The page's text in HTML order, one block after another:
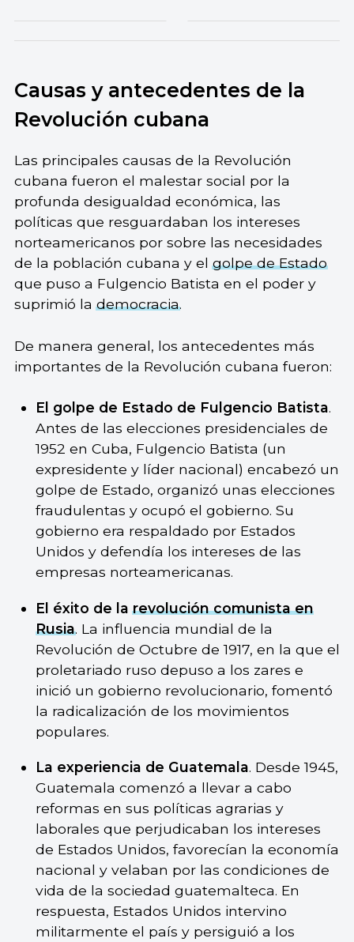
Causas y antecedentes de la
Revolución cubana
Las principales causas de la Revolución
cubana fueron el malestar social por la
profunda desigualdad económica, las
políticas que resguardaban los intereses
norteamericanos por sobre las necesidades
de la población cubana y elgolpe de Estado
que puso a Fulgencio Batista en el poder y
suprimió lademocracia.
De manera general, los antecedentes más
importantes de la Revolución cubana fueron:
El golpe de Estado de Fulgencio Batista.
Antes de las elecciones presidenciales de
1952 en Cuba, Fulgencio Batista (un
expresidente y líder nacional) encabezó un
golpe de Estado, organizó unas elecciones
fraudulentas y ocupó el gobierno. Su
gobierno era respaldado por Estados
Unidos y defendía los intereses de las
empresas norteamericanas.
El éxito de larevolución comunista en
Rusia. La influencia mundial de la
Revolución de Octubre de 1917, en la que el
proletariado ruso depuso a los zares e
inició un gobierno revolucionario, fomentó
la radicalización de los movimientos
populares.
La experiencia de Guatemala. Desde 1945,
Guatemala comenzó a llevar a cabo
reformas en sus políticas agrarias y
laborales que perjudicaban los intereses
de Estados Unidos, favorecían la economía
nacional y velaban por las condiciones de
vida de la sociedad guatemalteca. En
respuesta, Estados Unidos intervino
militarmente el país y persiguió a los